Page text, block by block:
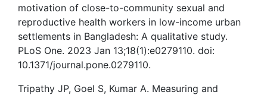
motivation of close-to-community sexual and
reproductive health workers in low-income urban
settlements in Bangladesh: A qualitative study.
PLoS One. 2023 Jan 13;18(1):e0279110. doi:
10.1371/journal.pone.0279110.
Tripathy JP, Goel S, Kumar A. Measuring and